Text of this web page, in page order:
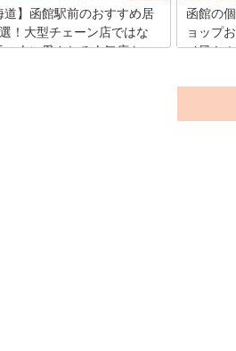
道】函館駅前のおすすめ居
！大型チェーン店ではな
の人に愛される人気店をご
函館の
ョップ
イ風も
ら、多く
う。函館